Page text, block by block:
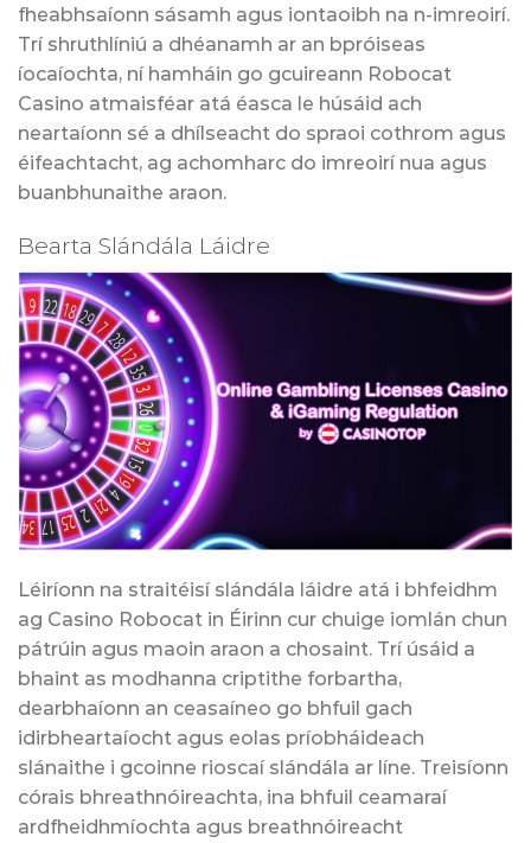
fheabhsaíonn sásamh agus iontaoibh na n-imreoirí.
Trí shruthlíniú a dhéanamh ar an bpróiseas
íocaíochta, ní hamháin go gcuireann Robocat
Casino atmaisféar atá éasca le húsáid ach
neartaíonn sé a dhílseacht do spraoi cothrom agus
éifeachtacht, ag achomharc do imreoirí nua agus
buanbhunaithe araon.
Bearta Slándála Láidre
Léiríonn na straitéisí slándála láidre atá i bhfeidhm
ag Casino Robocat in Éirinn cur chuige iomlán chun
pátrúin agus maoin araon a chosaint. Trí úsáid a
bhaint as modhanna criptithe forbartha,
dearbhaíonn an ceasaíneo go bhfuil gach
idirbheartaíocht agus eolas príobháideach
slánaithe i gcoinne rioscaí slándála ar líne. Treisíonn
córais bhreathnóireachta, ina bhfuil ceamaraí
ardfheidhmíochta agus breathnóireacht